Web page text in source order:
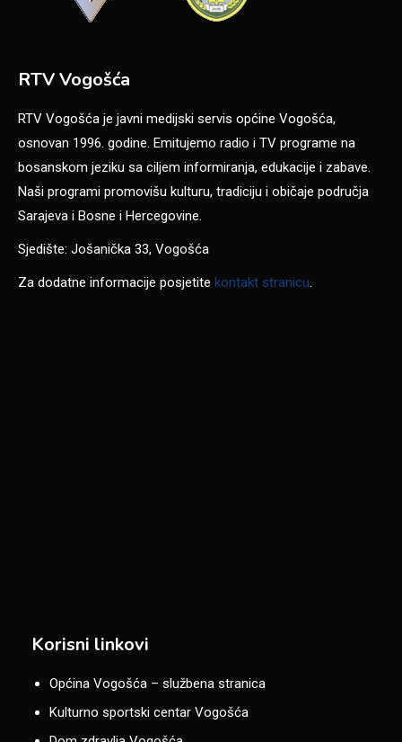
RTV Vogošća
RTV Vogošća je javni medijski servis općine Vogošća,
osnovan 1996. godine. Emitujemo radio i TV programe na
bosanskom jeziku sa ciljem informiranja, edukacije i zabave.
Naši programi promovišu kulturu, tradiciju i običaje područja
Sarajeva i Bosne i Hercegovine.
Sjedište: Jošanička 33, Vogošća
Za dodatne informacije posjetite kontakt stranicu.
Korisni linkovi
Općina Vogošća – službena stranica
Kulturno sportski centar Vogošća